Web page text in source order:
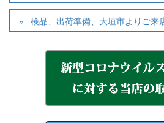
検品、出荷準備、大垣市よりご来